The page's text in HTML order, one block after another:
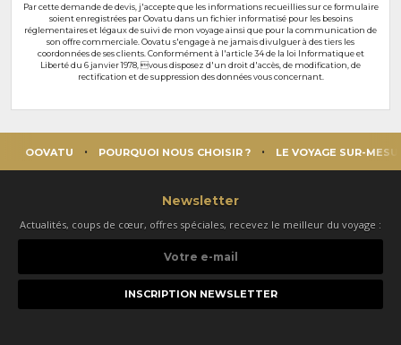
Par cette demande de devis, j'accepte que les informations recueillies sur ce formulaire
soient enregistrées par Oovatu dans un fichier informatisé pour les besoins
réglementaires et légaux de suivi de mon voyage ainsi que pour la communication de
son offre commerciale. Oovatu s'engage à ne jamais divulguer à des tiers les
coordonnées de ses clients. Conformément à l'article 34 de la loi Informatique et
Liberté du 6 janvier 1978, vous disposez d'un droit d'accès, de modification, de
rectification et de suppression des données vous concernant.
OOVATU POURQUOI NOUS CHOISIR ? LE VOYAGE SUR-
Newsletter
Actualités, coups de cœur, offres spéciales, recevez le meilleur du voyage :
e-